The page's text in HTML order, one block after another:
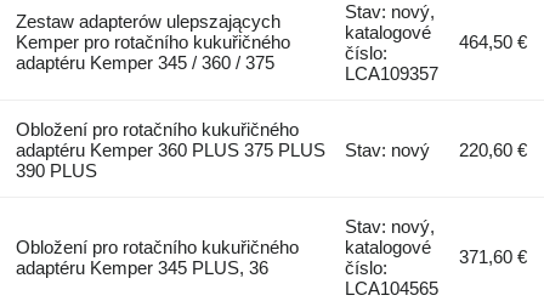
Zestaw adapterów ulepszających
Kemper pro rotačního kukuřičného
adaptéru Kemper 345 / 360 / 375
Stav: nový,
katalogové
číslo:
LCA109357
464,50 €
Obložení pro rotačního kukuřičného
adaptéru Kemper 360 PLUS 375 PLUS
390 PLUS
Stav: nový 220,60 €
Obložení pro rotačního kukuřičného
adaptéru Kemper 345 PLUS, 36
Stav: nový,
katalogové
číslo:
LCA104565
371,60 €